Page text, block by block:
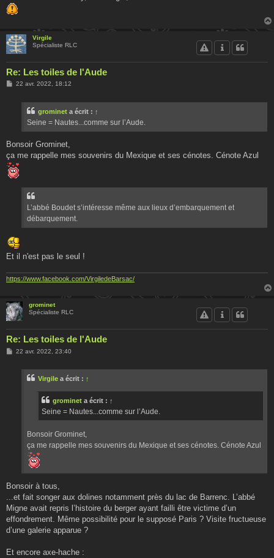
g
e
Virgile
Spécialiste RLC
Re: Les toiles de l'Aude
M22 avr. 2022, 18:12
grominet a écrit : ↑
Seine = Nautes...comme sur l’Aude.
Bonsoir Grominet,
ça me rappelle mes souvenirs du Mexique et ses cénotes. Cénote Azul
L’abbé Boudet s’intéresse même aux lieux d’embarquement et
débarquement.
Et il n'est pas le seul !
https://www.facebook.com/VirgiledeBarsac/
grominet
Spécialiste RLC
Re: Les toiles de l'Aude
M22 avr. 2022, 23:40
Virgile a écrit : ↑
grominet a écrit : ↑
Seine = Nautes...comme sur l’Aude.
Bonsoir Grominet,
ça me rappelle mes souvenirs du Mexique et ses cénotes. Cénote Azul
Bonsoir à tous,
...et fait songer aux dolines notamment près du lac de Barrenc. L’abbé
Migne avait repris l’histoire du berger ayant failli être victime d’un
effondrement. Même possibilité pour le supposé Paris ? Visite fructueuse
d’une galerie apparue ?
Et encore axe-hache :